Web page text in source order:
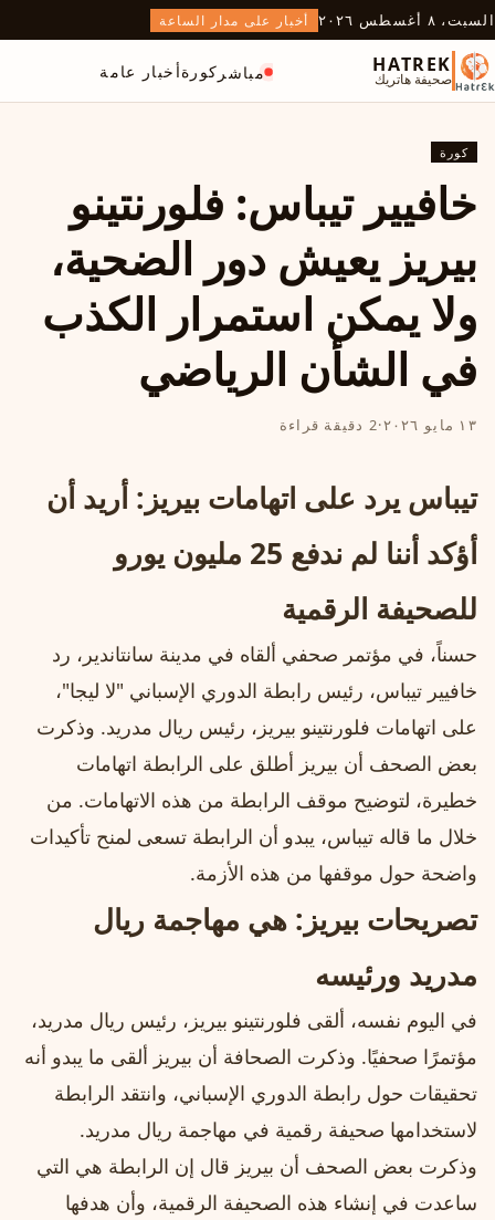
السبت، ٨ أغسطس ٢٠٢٦ أخبار على مدار الساعة
HATREK
صحيفة هاتريك مباشر كورةأخبار عامة
كورة
خافيير تيباس: فلورنتينو
بيريز يعيش دور الضحية،
ولا يمكن استمرار الكذب
في الشأن الرياضي
١٣ مايو ٢٠٢٦ ·2 دقيقة قراءة
تيباس يرد على اتهامات بيريز: أريد أن
أؤكد أننا لم ندفع 25 مليون يورو
للصحيفة الرقمية
حسناً، في مؤتمر صحفي ألقاه في مدينة سانتاندير، رد
خافيير تيباس، رئيس رابطة الدوري الإسباني "لا ليجا"،
على اتهامات فلورنتينو بيريز، رئيس ريال مدريد. وذكرت
بعض الصحف أن بيريز أطلق على الرابطة اتهامات
خطيرة، لتوضيح موقف الرابطة من هذه الاتهامات. من
خلال ما قاله تيباس، يبدو أن الرابطة تسعى لمنح تأكيدات
واضحة حول موقفها من هذه الأزمة.
تصريحات بيريز: هي مهاجمة ريال
مدريد ورئيسه
في اليوم نفسه، ألقى فلورنتينو بيريز، رئيس ريال مدريد،
مؤتمرًا صحفيًا. وذكرت الصحافة أن بيريز ألقى ما يبدو أنه
تحقيقات حول رابطة الدوري الإسباني، وانتقد الرابطة
لاستخدامها صحيفة رقمية في مهاجمة ريال مدريد.
وذكرت بعض الصحف أن بيريز قال إن الرابطة هي التي
ساعدت في إنشاء هذه الصحيفة الرقمية، وأن هدفها